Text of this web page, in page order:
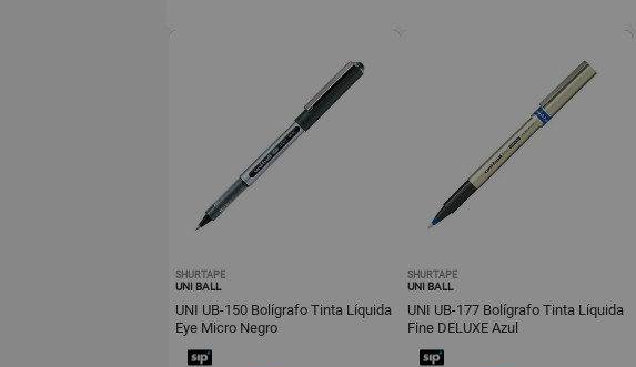
SHURTAPE
UNI BALL
UNI UB-150 Bolígrafo Tinta Líquida
Eye Micro Negro
SHURTAPE
UNI BALL
UNI UB-177 Bolígrafo Tinta Líquida
Fine DELUXE Azul